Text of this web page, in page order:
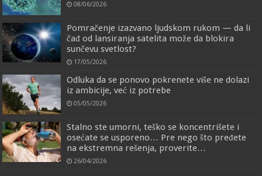
08/06/2026
Pomračenje izazvano ljudskom rukom — da li
čađ od lansiranja satelita može da blokira
sunčevu svetlost?
17/05/2026
Odluka da se ponovo pokrenete više ne dolazi
iz ambicije, već iz potrebe
05/05/2026
Stalno ste umorni, teško se koncentrišete i
osećate se usporeno… Pre nego što pređete
na ekstremna rešenja, proverite…
26/04/2026